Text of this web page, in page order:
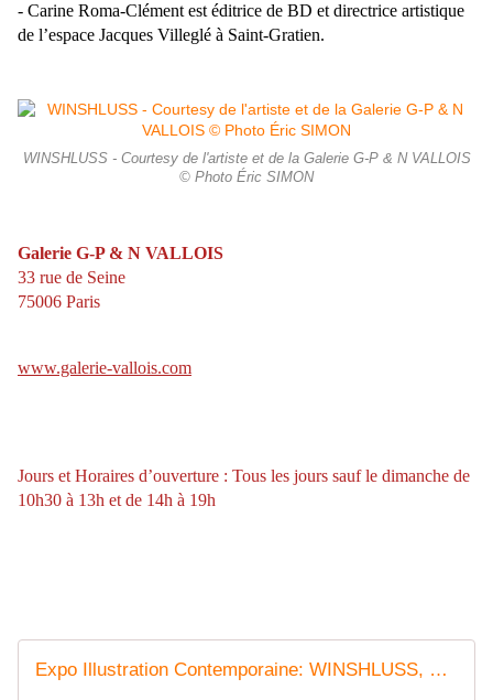
- Carine Roma-Clément est éditrice de BD et directrice artistique
de l’espace Jacques Villeglé à Saint-Gratien.
WINSHLUSS - Courtesy de l'artiste et de la Galerie G-P & N VALLOIS
© Photo Éric SIMON
Galerie G-P & N VALLOIS
33 rue de Seine
75006 Paris
www.galerie-vallois.com
Jours et Horaires d’ouverture : Tous les jours sauf le dimanche de
10h30 à 13h et de 14h à 19h
Expo Illustration Contemporaine: WINSHLUSS, Un monde Merveilleux - ACTUART by Eric SIMON